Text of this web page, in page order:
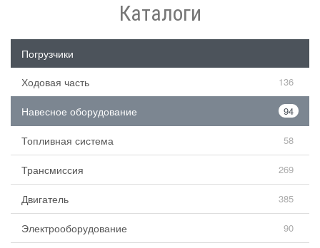
Каталоги
Погрузчики
Ходовая часть
136
Навесное оборудование 94
Топливная система 58
Трансмиссия 269
Двигатель 385
Электрооборудование 90